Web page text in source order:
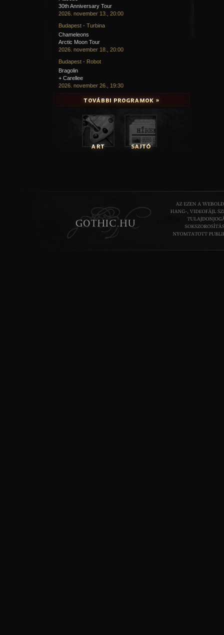
30th Anniversary Tour
2026. november 13., 20:00
Budapest - Turbina
Chameleons
Arctic Moon Tour
2026. november 18., 20:00
Budapest - Robot
Bragolin
+ Carellee
2026. november 26., 19:30